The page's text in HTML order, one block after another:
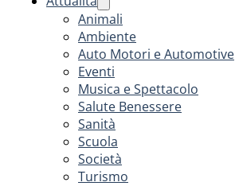
Animali
Ambiente
Auto Motori e Automotive
Eventi
Musica e Spettacolo
Salute Benessere
Sanità
Scuola
Società
Turismo